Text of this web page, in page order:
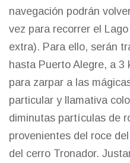
navegación podrán
vez para recorrer el
extra). Para ello, serán
hasta Puerto Alegre, a 3
para zarpar a las
particular y llamativa
diminutas partículas de
provenientes del roce
del cerro Tronador.